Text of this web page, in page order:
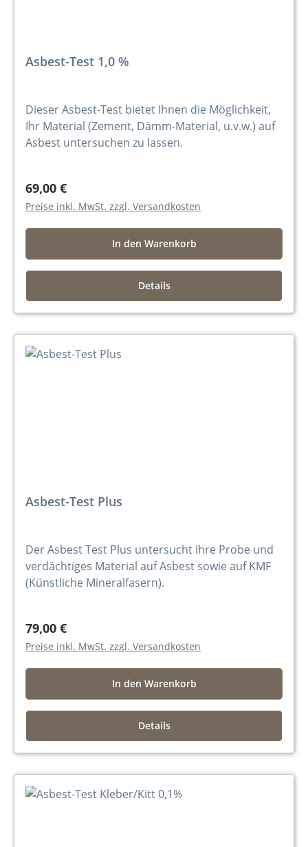
Asbest-Test 1,0 %
Dieser Asbest-Test bietet Ihnen die Möglichkeit,
Ihr Material (Zement, Dämm-Material, u.v.w.) auf
Asbest untersuchen zu lassen.
69,00 €
Preise inkl. MwSt. zzgl. Versandkosten
In den Warenkorb
Details
Asbest-Test Plus
Der Asbest Test Plus untersucht Ihre Probe und
verdächtiges Material auf Asbest sowie auf KMF
(Künstliche Mineralfasern).
79,00 €
Preise inkl. MwSt. zzgl. Versandkosten
In den Warenkorb
Details